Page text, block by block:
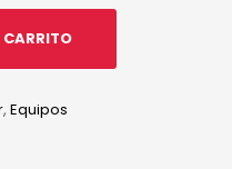
, Equipos